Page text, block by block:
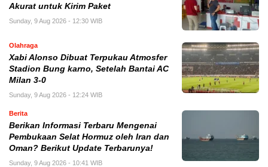
Akurat untuk Kirim Paket
Sunday, 9 Aug 2026 - 12:30 WIB
Olahraga
Xabi Alonso Dibuat Terpukau Atmosfer
Stadion Bung karno, Setelah Bantai AC
Milan 3-0
Sunday, 9 Aug 2026 - 12:24 WIB
Berita
Berikan Informasi Terbaru Mengenai
Pembukaan Selat Hormuz oleh Iran dan
Oman? Berikut Update Terbarunya!
Sunday, 9 Aug 2026 - 10:41 WIB